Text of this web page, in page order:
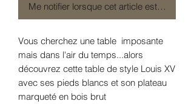
Me notifier lorsque cet article est disponible
Vous cherchez une table imposante
mais dans l'air du temps...alors
découvrez cette table de style Louis XV
avec ses pieds blancs et son plateau
marqueté en bois brut